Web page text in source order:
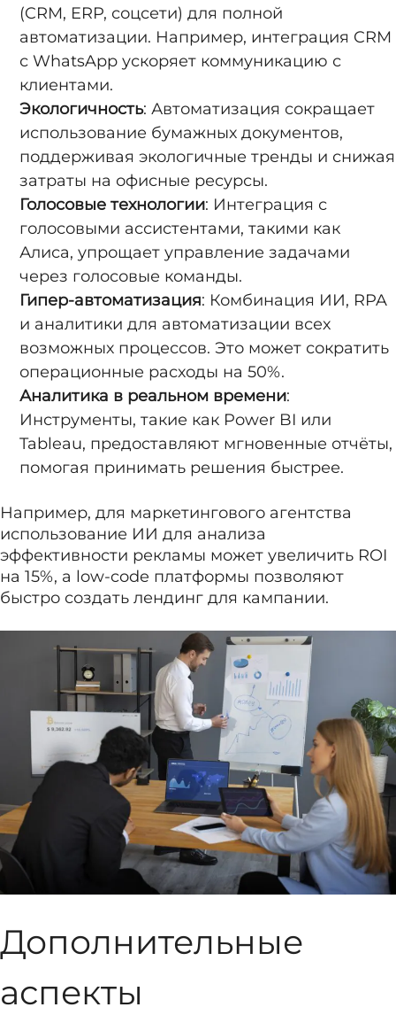
(CRM, ERP, соцсети) для полной
автоматизации. Например, интеграция CRM
с WhatsApp ускоряет коммуникацию с
клиентами.
Экологичность: Автоматизация сокращает
использование бумажных документов,
поддерживая экологичные тренды и снижая
затраты на офисные ресурсы.
Голосовые технологии: Интеграция с
голосовыми ассистентами, такими как
Алиса, упрощает управление задачами
через голосовые команды.
Гипер-автоматизация: Комбинация ИИ, RPA
и аналитики для автоматизации всех
возможных процессов. Это может сократить
операционные расходы на 50%.
Аналитика в реальном времени:
Инструменты, такие как Power BI или
Tableau, предоставляют мгновенные отчёты,
помогая принимать решения быстрее.
Например, для маркетингового агентства
использование ИИ для анализа
эффективности рекламы может увеличить ROI
на 15%, а low-code платформы позволяют
быстро создать лендинг для кампании.
Дополнительные
аспекты